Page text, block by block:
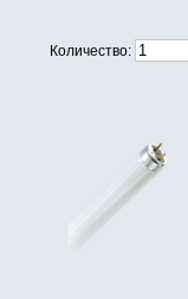
Количество: